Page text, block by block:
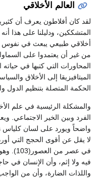
العالم الأخلاقي
لقد كان أفلاطون يعرف أن
المتشككين، ودليلنا على هذا
أخلاقي طبيعي يبعث في نفوس
المحاورات التي كتبها في
الميتافيزيقا إلى الأخلاق
الحكمة المتصلة بتنظيم الدول
والمشكلة الرئيسية في علم
الفرد وبين الخير الاجتماعي.
لا يقل عن أقوى الحجج التي
في عصر
فيه ولا إثم، وأن الإنسان في
واللذات الضارة، وأن من